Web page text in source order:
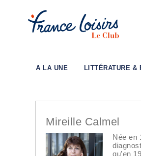
A LA UNE LITTÉRATURE &
Mireille Calmel
Née en
qu'en